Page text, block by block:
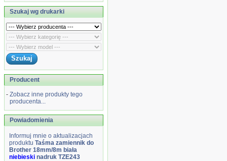
Szukaj wg drukarki
Producent
- Zobacz inne produkty tego
producenta...
Powiadomienia
Informuj mnie o aktualizacjach
produktu Taśma zamiennik do
Brother 18mm/8m biała
niebieski nadruk TZE243